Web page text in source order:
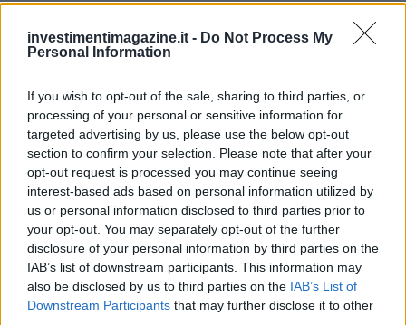
investimentimagazine.it - Do Not Process My
Personal Information
If you wish to opt-out of the sale, sharing to third parties, or
processing of your personal or sensitive information for
targeted advertising by us, please use the below opt-out
section to confirm your selection. Please note that after your
opt-out request is processed you may continue seeing
interest-based ads based on personal information utilized by
us or personal information disclosed to third parties prior to
your opt-out. You may separately opt-out of the further
disclosure of your personal information by third parties on the
IAB’s list of downstream participants. This information may
also be disclosed by us to third parties on the IAB’s List of
Downstream Participants that may further disclose it to other
Un processo pratico comprende: 1) leggere whitepaper e
contratto per supply, vesting, ruoli; 2) verificare on-chain
l’utility con flussi che riducono effettivamente il flottante;
5) valutare governance e mutabilità delle regole; 6)
cercare lered flagelencate; 7) decidere sizing e orizzonte
in base alla diluizione prevista. Nella maggior parte dei
casi, poche variabili ben misurate superano decine di
metriche di vanità. La tokenomics, letta con disciplina
quantitativa e attenzione agli incentivi, trasforma la
complessità in un set gestibile di rischi e opportunità.